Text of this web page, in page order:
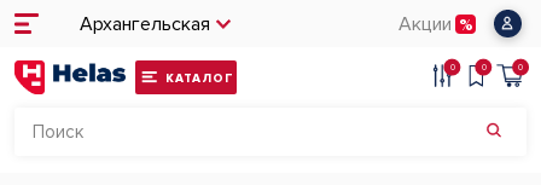
Архангельская Акции
КАТАЛОГ
0 0 0